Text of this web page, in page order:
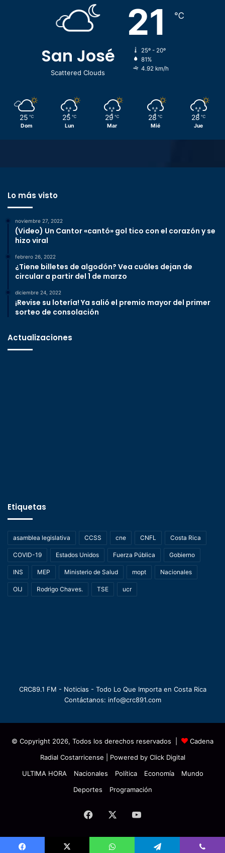
San José
Scattered Clouds
21 ℃
25º - 20º
81%
4.92 km/h
25 ℃
Dom
25 ℃
Lun
29 ℃
Mar
28 ℃
Mié
28 ℃
Jue
Lo más visto
noviembre 27, 2022
(Video) Un Cantor «cantó» gol tico con el corazón y se
hizo viral
febrero 26, 2022
¿Tiene billetes de algodón? Vea cuáles dejan de
circular a partir del 1 de marzo
diciembre 24, 2022
¡Revise su lotería! Ya salió el premio mayor del primer
sorteo de consolación
Actualizaciones
Etiquetas
asamblea legislativa CCSS cne CNFL Costa Rica
COVID-19 Estados Unidos Fuerza Pública Gobierno
INS MEP Ministerio de Salud mopt Nacionales
OIJ Rodrigo Chaves. TSE ucr
CRC89.1 FM - Noticias - Todo Lo Que Importa en Costa Rica
Contáctanos: info@crc891.com
© Copyright 2026, Todos los derechos reservados |
Cadena
Radial Costarricense | Powered by Click Digital
ULTIMA HORA
Nacionales Política Economía
Mundo
Deportes
Programación
Facebook YouTube